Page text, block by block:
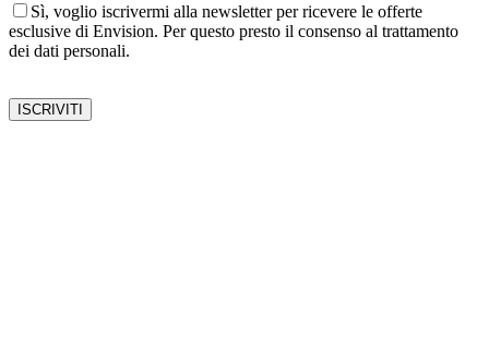
Sì, voglio iscrivermi alla newsletter per ricevere le offerte
esclusive di Envision. Per questo presto il consenso al trattamento
dei dati personali.